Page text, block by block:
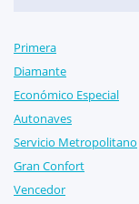
Primera
Diamante
Económico Especial
Autonaves
Servicio Metropolitano
Gran Confort
Vencedor